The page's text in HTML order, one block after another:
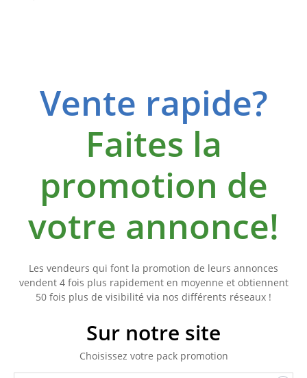
Vente rapide?
Faites la
promotion de
votre annonce!
Les vendeurs qui font la promotion de leurs annonces
vendent 4 fois plus rapidement en moyenne et obtiennent
50 fois plus de visibilité via nos différents réseaux !
Sur notre site
Choisissez votre pack promotion